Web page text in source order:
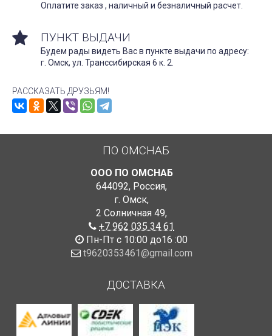
Оплатите заказ , наличный и безналичный расчет.
ПУНКТ ВЫДАЧИ
Будем рады видеть Вас в пункте выдачи по адресу:
г. Омск, ул. Транссибирская 6 к. 2.
РАССКАЗАТЬ ДРУЗЬЯМ!
ПО ОМСНАБ
ООО ПО ОМСНАБ
644092, Россия,
г. Омск,
2 Солничная 49,
+7 962 035 34 61
Пн-Пт с 10:00 до16 :00
t9620353461@gmail.com
ДОСТАВКА